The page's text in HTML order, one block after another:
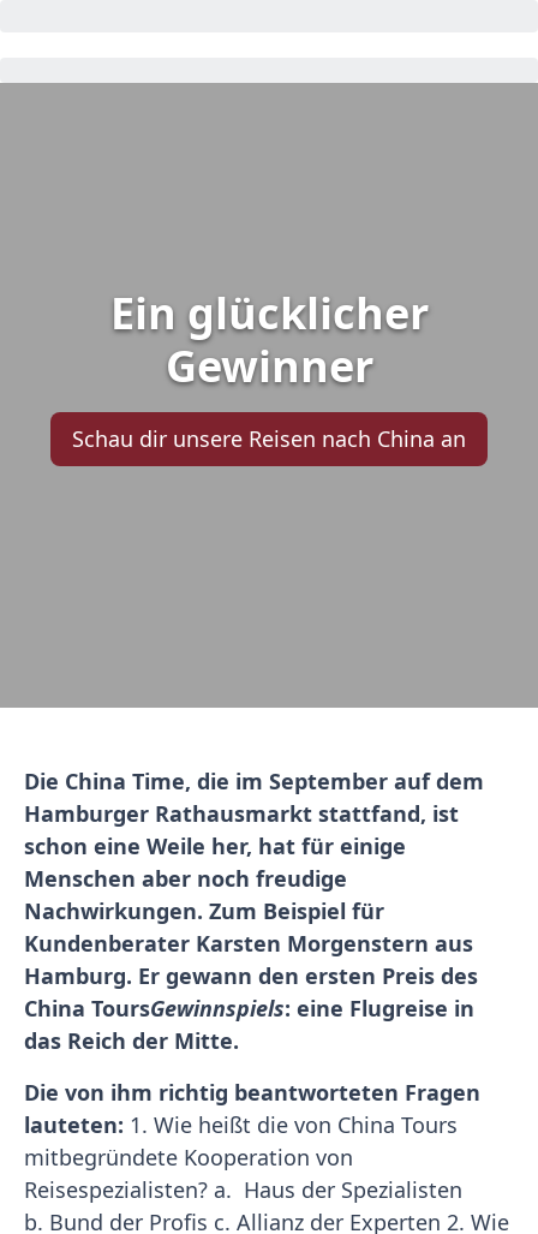
Ein glücklicher
Gewinner
Schau dir unsere Reisen nach China an
Die China Time, die im September auf dem
Hamburger Rathausmarkt stattfand, ist
schon eine Weile her, hat für einige
Menschen aber noch freudige
Nachwirkungen. Zum Beispiel für
Kundenberater Karsten Morgenstern aus
Hamburg. Er gewann den ersten Preis des
China ToursGewinnspiels: eine Flugreise in
das Reich der Mitte.
Die von ihm richtig beantworteten Fragen
lauteten: 1. Wie heißt die von China Tours
mitbegründete Kooperation von
Reisespezialisten? a. Haus der Spezialisten
b. Bund der Profis c. Allianz der Experten 2. Wie